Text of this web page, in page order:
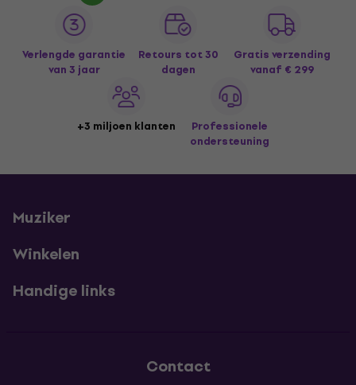
Verlengde garantie
van 3 jaar
Retours tot 30
dagen
Gratis verzending
vanaf € 299
+3 miljoen klanten
Professionele
ondersteuning
Muziker
Winkelen
Handige links
Contact